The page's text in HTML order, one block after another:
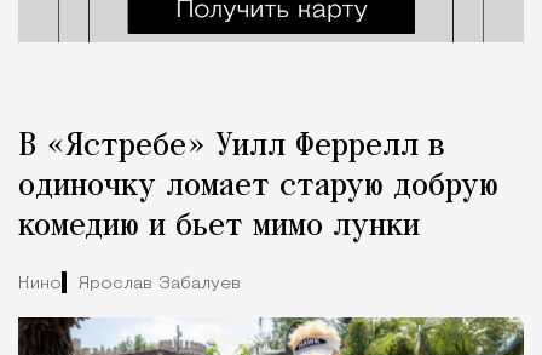
В «Ястребе» Уилл Феррелл в
одиночку ломает старую добрую
комедию и бьет мимо лунки
Кино Ярослав Забалуев